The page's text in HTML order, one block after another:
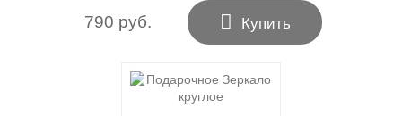
790 руб.  Купить